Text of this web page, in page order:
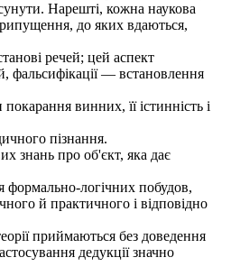
Нарешті, кожна наукова
до яких вдаються,
речей; цей аспект
фальсифікації — встановлення
винних, її істинність і
пізнання.
знань про об'єкт, яка дає
формально-логічних побудов,
й практичного і відповідно
приймаються без доведення
дедукції значно